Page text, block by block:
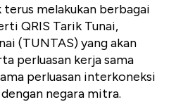
melakukan berbagai
QRIS Tarik Tunai,
(TUNTAS) yang akan
perluasan kerja sama
perluasan interkoneksi
negara mitra.